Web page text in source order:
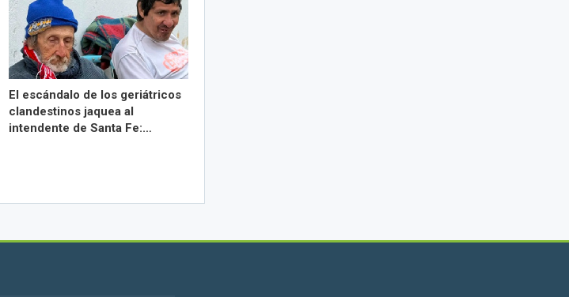
El escándalo de los geriátricos
clandestinos jaquea al
intendente de Santa Fe:…